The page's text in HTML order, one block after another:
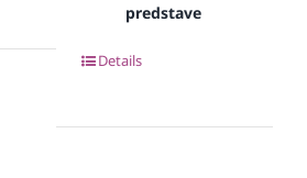
predstave
Details